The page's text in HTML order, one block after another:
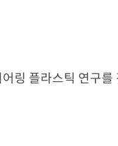
링 플라스틱 연구